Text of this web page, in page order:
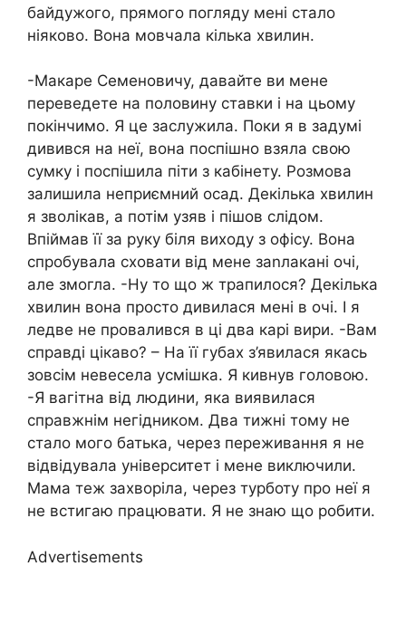
байдужого, прямого погляду мені стало
ніяково. Вона мовчала кілька хвилин.
-Макаре Семеновичу, давайте ви мене
переведете на половину ставки і на цьому
покінчимо. Я це заслужила. Поки я в задумі
дивився на неї, вона поспішно взяла свою
сумку і поспішила піти з кабінету. Розмова
залишила неприємний осад. Декілька хвилин
я зволікав, а потім узяв і пішов слідом.
Впіймав її за руку біля виходу з офісу. Вона
спробувала сховати від мене заnлакані очі,
але змогла. -Ну то що ж трапилося? Декілька
хвилин вона просто дивилася мені в очі. І я
ледве не провалився в ці два карі вири. -Вам
справді цікаво? – На її губах з’явилася якась
зовсім невесела усмішка. Я кивнув головою.
-Я вагітна від людини, яка виявилася
справжнім негідником. Два тижні тому не
стало мого батька, через переживання я не
відвідувала університет і мене виключили.
Мама теж захворіла, через турботу про неї я
не встигаю працювати. Я не знаю що робити.
Advertisements